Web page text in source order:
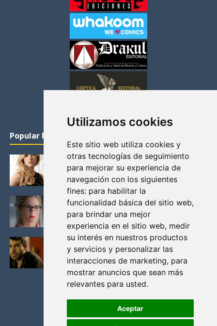
Utilizamos cookies
Este sitio web utiliza cookies y
otras tecnologías de seguimiento
para mejorar su experiencia de
navegación con los siguientes
fines: para habilitar la
funcionalidad básica del sitio web,
para brindar una mejor
experiencia en el sitio web, medir
su interés en nuestros productos
y servicios y personalizar las
interacciones de marketing, para
mostrar anuncios que sean más
relevantes para usted.
Aceptar
Popular Posts
KATHERYN WINNICK: LA ACTRIZ MAS GUAPA DE
VIKINGOS
Junio 14, 2013
FELICITY (EMILY BETT RICKARDS), LAS FOTOS
MAS BONITAS DE LA ALIADA DE ARROW
Noviembre 30, 2013
BLACK MIRROR: TODA TU HISTORIA. EPISODIO 3.
LA CRITICA
Mayo 17, 2012